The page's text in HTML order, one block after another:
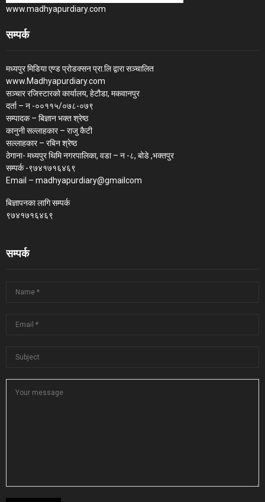
www.madhyapurdiary.com
सम्पर्क
मध्यपुर मिडिया एण्ड प्रोडक्सन प्रा.लि द्वारा सञ्चालित
www.Madhyapurdiary.com
सञ्चार रजिस्टारको कार्यालय, हेटौडा, मकवानपुर
दर्ता – न -००११५/०७८-०७९
सम्पादक – बिज्ञान भक्त श्रेष्ठ
कानुनी सल्लाहकार – राजु कैटी
सल्लाहकार – रबिन श्रेष्ठ
ठेगाना- मध्यपुर थिमि नगरपालिका, वडा – न -८, बोडे ,भक्तपुर
सम्पर्क -९७४१७१६४६९
Email – madhyapurdiary@gmailcom
बिज्ञापनका लागि सम्पर्क
९७४१७१६४६९
सम्पर्क